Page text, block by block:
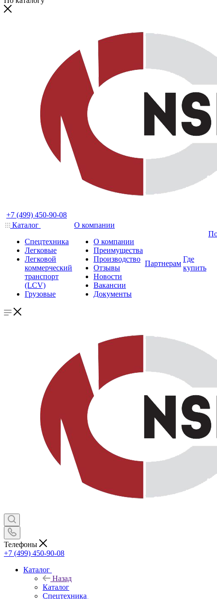
+7 (499) 450-90-08
Каталог
Спецтехника
Легковые
Легковой
коммерческий
транспорт
(LCV)
Грузовые
О компании
О компании
Преимущества
Производство
Отзывы
Новости
Вакансии
Документы
Партнерам
Где
купить
Телефоны
+7 (499) 450-90-08
Каталог
Назад
Каталог
Спецтехника